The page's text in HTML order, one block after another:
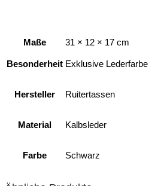
Maße 31 × 12 × 17 cm
Besonderheit Exklusive Lederfarbe
Hersteller Ruitertassen
Material Kalbsleder
Farbe Schwarz